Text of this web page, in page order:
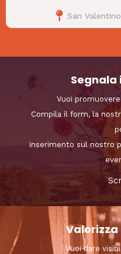
San
Segnala
Vuoi
Compila il form, la
inserimento sul nostro
Vuoi dare